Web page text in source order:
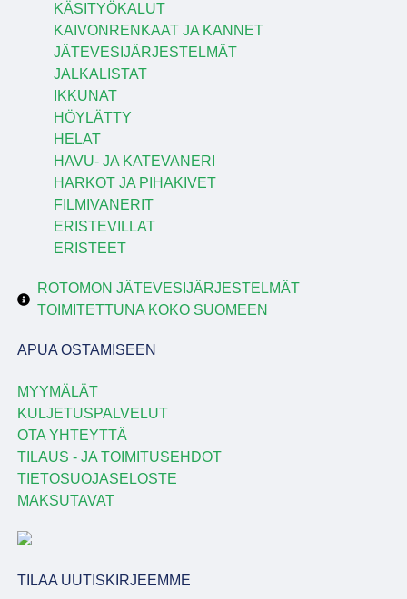
KÄSITYÖKALUT
KAIVONRENKAAT JA KANNET
JÄTEVESIJÄRJESTELMÄT
JALKALISTAT
IKKUNAT
HÖYLÄTTY
HELAT
HAVU- JA KATEVANERI
HARKOT JA PIHAKIVET
FILMIVANERIT
ERISTEVILLAT
ERISTEET
ROTOMON JÄTEVESIJÄRJESTELMÄT
TOIMITETTUNA KOKO SUOMEEN
APUA OSTAMISEEN
MYYMÄLÄT
KULJETUSPALVELUT
OTA YHTEYTTÄ
TILAUS - JA TOIMITUSEHDOT
TIETOSUOJASELOSTE
MAKSUTAVAT
TILAA UUTISKIRJEEMME